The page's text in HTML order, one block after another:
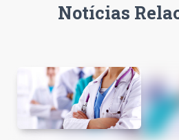
Notícias